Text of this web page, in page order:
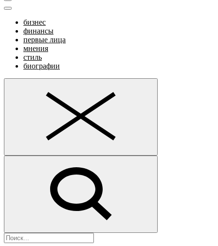
бизнес
финансы
первые лица
мнения
стиль
биографии